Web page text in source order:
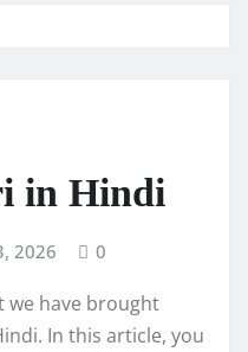
in Hindi
2026 0
we have brought
In this article, you